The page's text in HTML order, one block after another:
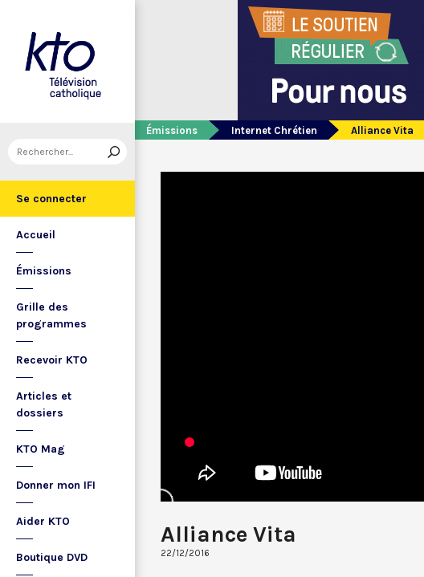
Se connecter
Accueil
Émissions
Grille des
programmes
Recevoir KTO
Articles et
dossiers
KTO Mag
Donner mon IFI
Aider KTO
Boutique DVD
Émissions Internet Chrétien Alliance Vita
Alliance Vita
22/12/2016